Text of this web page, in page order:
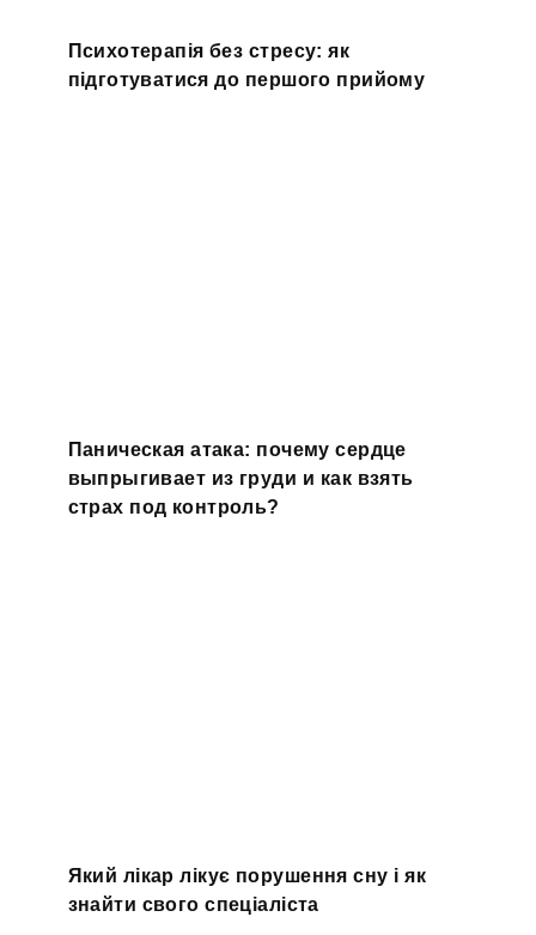
Психотерапія без стресу: як
підготуватися до першого прийому
Паническая атака: почему сердце
выпрыгивает из груди и как взять
страх под контроль?
Який лікар лікує порушення сну і як
знайти свого спеціаліста